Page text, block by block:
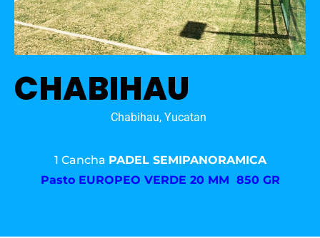
CHABIHAU
Chabihau, Yucatan
1 Cancha PADEL SEMIPANORAMICA
Pasto EUROPEO VERDE 20 MM 850 GR